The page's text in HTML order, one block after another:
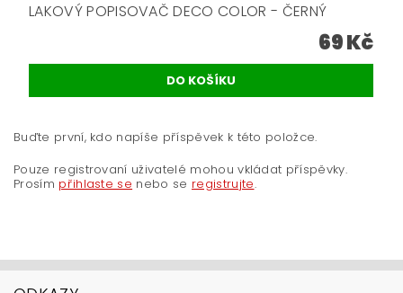
LAKOVÝ POPISOVAČ DECO COLOR - ČERNÝ
69 Kč
Buďte první, kdo napíše příspěvek k této položce.
Pouze registrovaní uživatelé mohou vkládat příspěvky.
Prosím přihlaste se nebo se registrujte.